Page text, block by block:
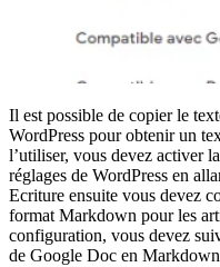
Il est possible de copier le
WordPress pour obtenir un
l’utiliser, vous devez activer
réglages de WordPress en
Ecriture ensuite vous devez
format Markdown pour les
configuration, vous devez
de Google Doc en